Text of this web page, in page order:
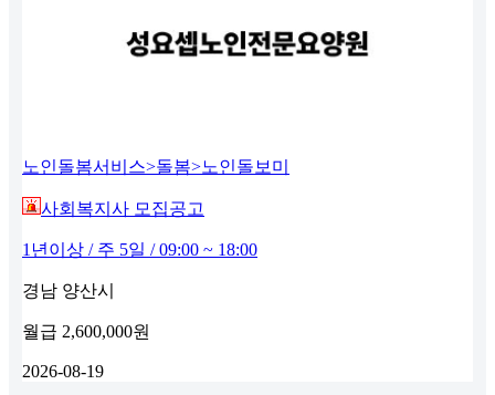
노인돌봄서비스>돌봄>노인돌보미
사회복지사 모집공고
1년이상 / 주 5일 / 09:00 ~ 18:00
경남 양산시
월급 2,600,000원
2026-08-19